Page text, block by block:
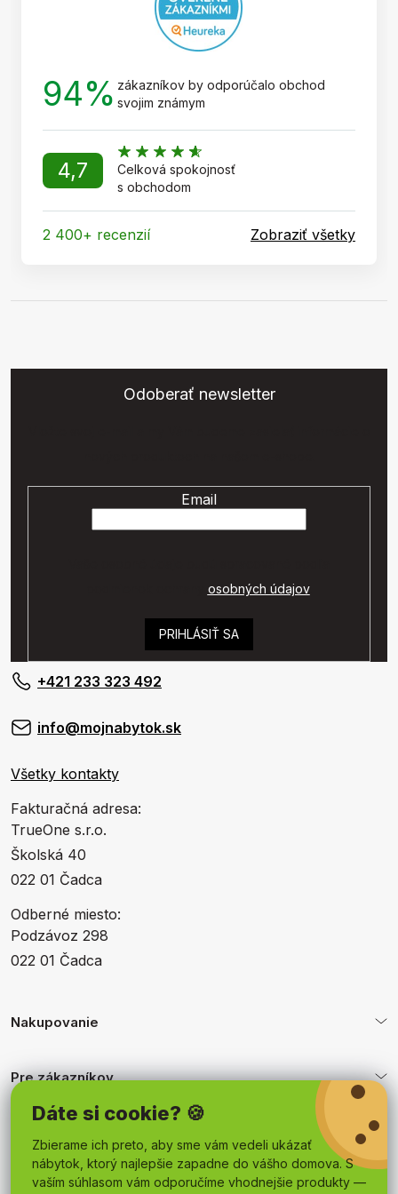
Dáte si cookie? 🍪
Zbierame ich preto, aby sme vám vedeli ukázať
nábytok, ktorý najlepšie zapadne do vášho domova. S
vaším súhlasom vám odporučíme vhodnejšie produkty —
94% zákazníkov by odporúčalo obchod
svojim známym
4,7
Celková spokojnosť
s obchodom
2 400+ recenzií Zobraziť všetky
Odoberať newsletter
Email
osobných údajov.
PRIHLÁSIŤ SA
+421 233 323 492
info@mojnabytok.sk
Všetky kontakty
Fakturačná adresa:
TrueOne s.r.o.
Školská 40
022 01 Čadca
Odberné miesto:
Podzávoz 298
022 01 Čadca
Nakupovanie
Pre zákazníkov